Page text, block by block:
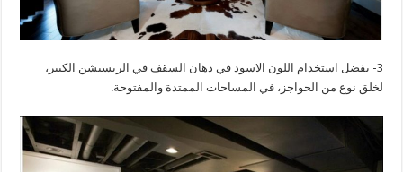
3- يفضل استخدام اللون الاسود في دهان السقف في الريسبشن الكبير،
لخلق نوع من الحواجز، في المساحات الممتدة والمفتوحة.